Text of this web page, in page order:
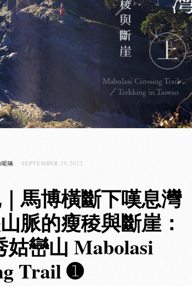
喃 SEPTEMBER 29,2022
馬博橫斷下嘆息灣
脈的瘦稜與斷崖：
巒山 Mabolasi
Trail ➊